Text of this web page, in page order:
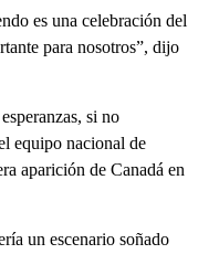
es una celebración del
para nosotros”, dijo
si no
equipo nacional de
aparición de Canadá en
un escenario soñado